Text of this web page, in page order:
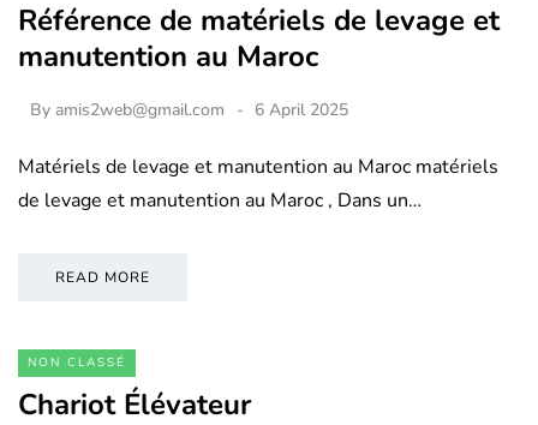
Référence de matériels de levage et
manutention au Maroc
By amis2web@gmail.com 6 April 2025
Matériels de levage et manutention au Maroc matériels
de levage et manutention au Maroc , Dans un…
READ MORE
NON CLASSÉ
Chariot Élévateur